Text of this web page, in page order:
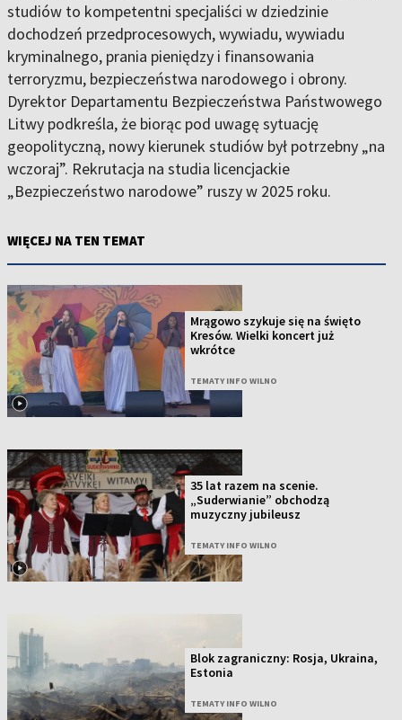
studiów to kompetentni specjaliści w dziedzinie
dochodzeń przedprocesowych, wywiadu, wywiadu
kryminalnego, prania pieniędzy i finansowania
terroryzmu, bezpieczeństwa narodowego i obrony.
Dyrektor Departamentu Bezpieczeństwa Państwowego
Litwy podkreśla, że biorąc pod uwagę sytuację
geopolityczną, nowy kierunek studiów był potrzebny „na
wczoraj”. Rekrutacja na studia licencjackie
„Bezpieczeństwo narodowe” ruszy w 2025 roku.
WIĘCEJ NA TEN TEMAT
Mrągowo szykuje się na święto
Kresów. Wielki koncert już
wkrótce
TEMATY INFO WILNO
35 lat razem na scenie.
„Suderwianie” obchodzą
muzyczny jubileusz
TEMATY INFO WILNO
Blok zagraniczny: Rosja, Ukraina,
Estonia
TEMATY INFO WILNO